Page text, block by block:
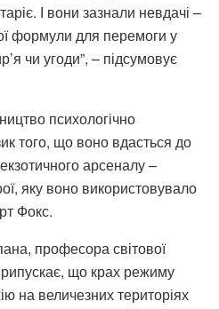
І вони зазнали невдачі –
формули для перемоги у
чи угоди”, – підсумовує
психологічно
того, що воно вдасться до
арсеналу –
яку воно використовувало
Фокс.
професора світової
що крах режиму
на величезних територіях